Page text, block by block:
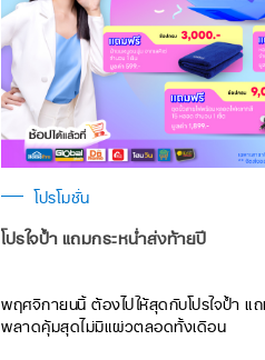
โปรโมชั่น
โปรใจป้ำ แถมกระหน่ำส่งท้ายปี
พฤศจิกายนนี้ ต้องไปให้สุดกับโปรใจป้ำ แ
พลาดคุ้มสุดไม่มีแผ่วตลอดทั้งเดือน